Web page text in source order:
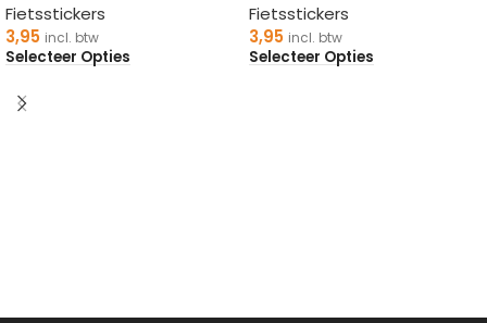
Fietsstickers
3,95 incl. btw
Selecteer Opties
Fietsstickers
3,95 incl. btw
Selecteer Opties